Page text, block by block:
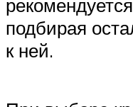
подбирая
к ней.